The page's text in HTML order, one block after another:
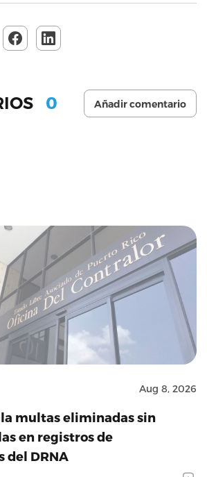
0 Añadir comentario
Aug 8, 2026
multas eliminadas sin
en registros de
del DRNA